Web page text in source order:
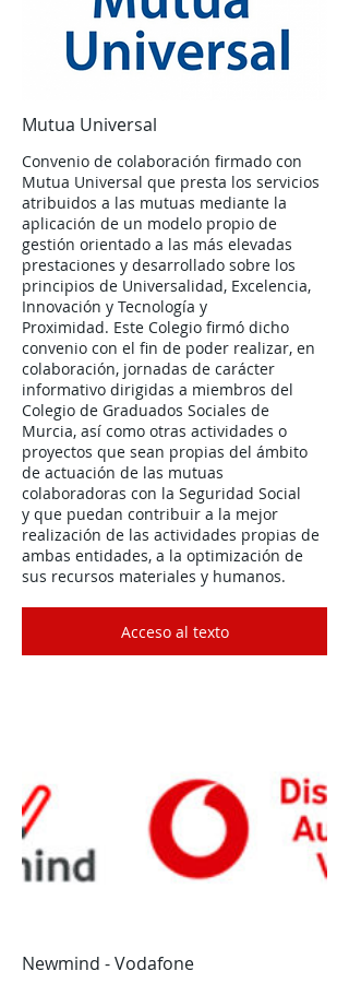
Mutua Universal
Convenio de colaboración firmado con
Mutua Universal que presta los servicios
atribuidos a las mutuas mediante la
aplicación de un modelo propio de
gestión orientado a las más elevadas
prestaciones y desarrollado sobre los
principios de Universalidad, Excelencia,
Innovación y Tecnología y
Proximidad. Este Colegio firmó dicho
convenio con el fin de poder realizar, en
colaboración, jornadas de carácter
informativo dirigidas a miembros del
Colegio de Graduados Sociales de
Murcia, así como otras actividades o
proyectos que sean propias del ámbito
de actuación de las mutuas
colaboradoras con la Seguridad Social
y que puedan contribuir a la mejor
realización de las actividades propias de
ambas entidades, a la optimización de
sus recursos materiales y humanos.
Acceso al texto
Newmind - Vodafone